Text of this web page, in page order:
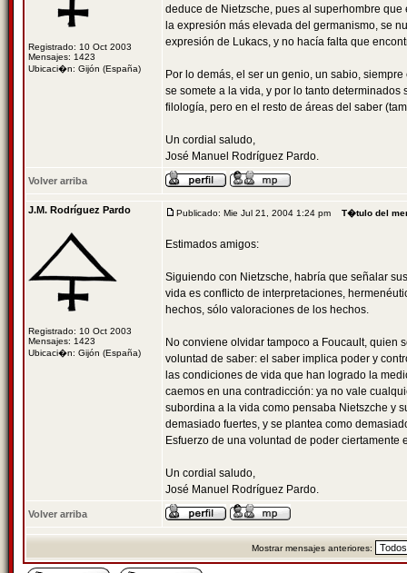
Registrado: 10 Oct 2003
Mensajes: 1423
Ubicaci�n: Gijón (España)
deduce de Nietzsche, pues al superhombre
la expresión más elevada del germanismo, se
expresión de Lukacs, y no hacía falta que
Por lo demás, el ser un genio, un sabio,
se somete a la vida, y por lo tanto
filología, pero en el resto de áreas del saber
Un cordial saludo,
José Manuel Rodríguez Pardo.
Volver arriba
J.M. Rodríguez Pardo
Registrado: 10 Oct 2003
Mensajes: 1423
Ubicaci�n: Gijón (España)
Publicado: Mie Jul 21, 2004 1:24 pm T�tulo del
Estimados amigos:
Siguiendo con Nietzsche, habría que señalar
vida es conflicto de interpretaciones,
hechos, sólo valoraciones de los hechos.
No conviene olvidar tampoco a Foucault, quien
voluntad de saber: el saber implica poder y
las condiciones de vida que han logrado la
caemos en una contradicción: ya no vale
subordina a la vida como pensaba Nietszche y
demasiado fuertes, y se plantea como
Esfuerzo de una voluntad de poder
Un cordial saludo,
José Manuel Rodríguez Pardo.
Volver arriba
Mostrar mensajes anteriores: